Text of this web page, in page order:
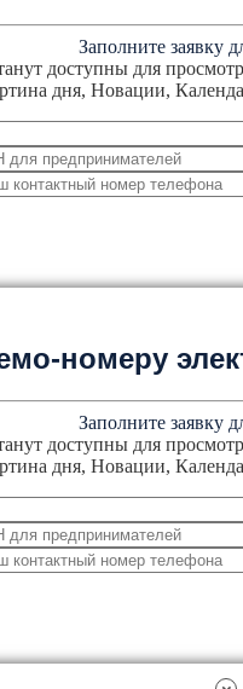
Заполните заявку
доступны для
дня, Новации,
номеру
Заполните заявку
доступны для
дня, Новации,